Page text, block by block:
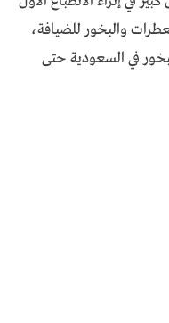
والبخور للضيافة،
في السعودية حتى